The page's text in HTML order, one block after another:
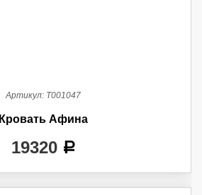
Артикул: Т001047
Кровать Афина
19320 a